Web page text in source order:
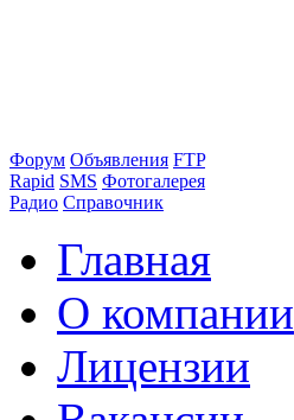
Форум Объявления FTP
Rapid SMS Фотогалерея
Радио Справочник
Главная
О компании
Лицензии